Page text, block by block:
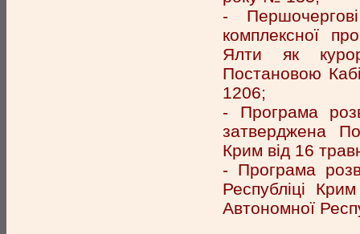
-
комплексної
Ялти як
Постановою
1206;
- Програма
затверджена
Крим від 16
- Програма
Республіці
Автономної